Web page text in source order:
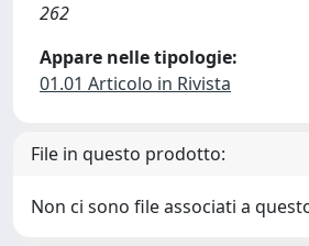
262
Appare nelle tipologie:
01.01 Articolo in Rivista
File in questo prodotto:
Non ci sono file associati a